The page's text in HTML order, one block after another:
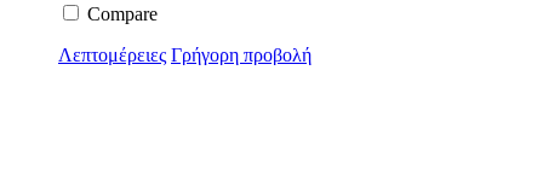
Compare
Λεπτομέρειες Γρήγορη προβολή